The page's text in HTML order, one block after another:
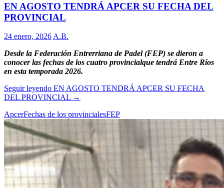
EN AGOSTO TENDRÁ APCER SU FECHA DEL
PROVINCIAL
24 enero, 2026A.B.
Desde la Federación Entrerriana de Padel (FEP) se dieron a
conocer las fechas de los cuatro provincialque tendrá Entre Ríos
en esta temporada 2026.
Seguir leyendo EN AGOSTO TENDRÁ APCER SU FECHA
DEL PROVINCIAL →
ApcerFechas de los provincialesFEP